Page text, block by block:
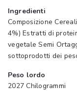
Ingredienti
Composizione
4%) Estratti di
vegetale Semi
sottoprodotti dei
Peso lordo
2027 Chilogrammi